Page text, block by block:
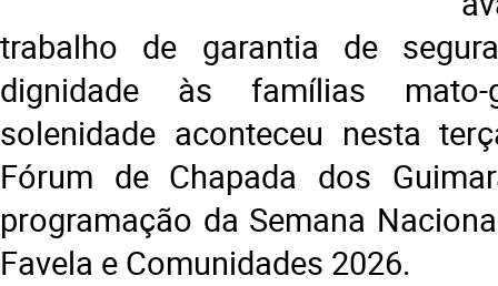
trabalho de garantia de
dignidade às famílias mato-
solenidade aconteceu nesta
Fórum de Chapada dos
programação da Semana
Favela e Comunidades 2026.